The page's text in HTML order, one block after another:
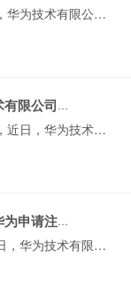
据构卓企服查询显示，华为技术有限公司已申请注册“Pura”“Pura Fold”“Pura Flip”商标，国际分类包含运输贮藏、科学仪器、建筑修···
华为向深圳引望智能技术有限公司转让多枚商标
据构卓企服查询显示，近日，华为技术有限公司将多枚“引望”“引看”“引旺”“引众”“引见”“印望”“神观”等商标转让至深圳引望智能技术有限公司，国际···
华为申请注册五识商标华为申请注册五境商标
据构卓企服显示，近日，华为技术有限公司申请注册“五识”“五境”商标，国际分类为科学仪器、网站服务，当前商标状态均为等待实质审查。 华为技术有限公···